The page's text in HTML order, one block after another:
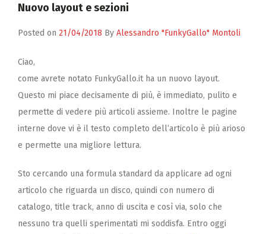
Nuovo layout e sezioni
Posted on 21/04/2018 By Alessandro "FunkyGallo" Montoli
Ciao,
come avrete notato FunkyGallo.it ha un nuovo layout.
Questo mi piace decisamente di più, è immediato, pulito e
permette di vedere più articoli assieme. Inoltre le pagine
interne dove vi è il testo completo dell’articolo è più arioso
e permette una migliore lettura.
Sto cercando una formula standard da applicare ad ogni
articolo che riguarda un disco, quindi con numero di
catalogo, title track, anno di uscita e così via, solo che
nessuno tra quelli sperimentati mi soddisfa. Entro oggi